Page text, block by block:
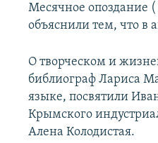
Месячное опоздание
объяснили тем, что в
О творческом и
библиограф Лариса
языке, посвятили
Крымского
Алена Колодистая.